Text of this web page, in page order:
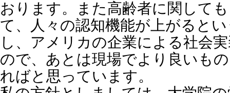
おります。また高齢者に関して
て、人々の認知機能が上がると
し、アメリカの企業による社会
ので、あとは現場でより良いも
ればと思っています。